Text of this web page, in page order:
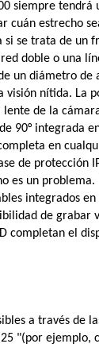
siempre tendrá
cuán estrecho
si se trata de un
doble o una
un diámetro de
visión nítida. La
de la
90° integrada
en
de protección
es un problema.
integrados en
de grabar
completan el
a través de
"(por ejemplo,